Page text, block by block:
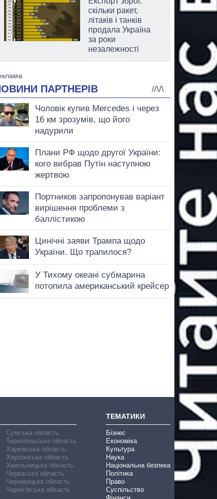
скільки ракет,
літаків і танків
продала Україна
за роки
незалежності
Сумська область
Тернопільська область
Харківська область
Херсонська область
Хмельницька область
Черкаська область
Чернівецька область
Чернігівська область
ТЕМАТИКИ
Бізнес
Економіка
Культура
Наука
Національна безпека
Політика
Право
Суспільство